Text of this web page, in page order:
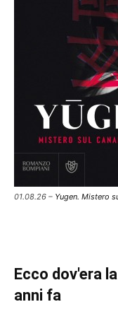
01.08.26 – Yugen. Mistero
Ecco dov'era
anni fa